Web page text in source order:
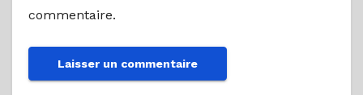
commentaire.